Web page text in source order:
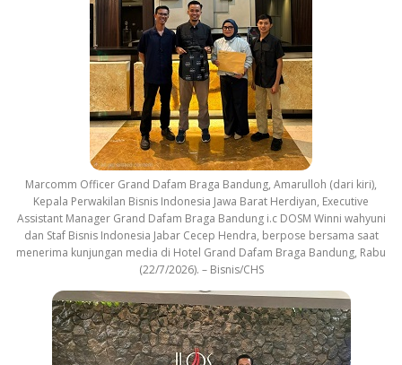
Marcomm Officer Grand Dafam Braga Bandung, Amarulloh (dari kiri),
Kepala Perwakilan Bisnis Indonesia Jawa Barat Herdiyan, Executive
Assistant Manager Grand Dafam Braga Bandung i.c DOSM Winni wahyuni
dan Staf Bisnis Indonesia Jabar Cecep Hendra, berpose bersama saat
menerima kunjungan media di Hotel Grand Dafam Braga Bandung, Rabu
(22/7/2026). – Bisnis/CHS